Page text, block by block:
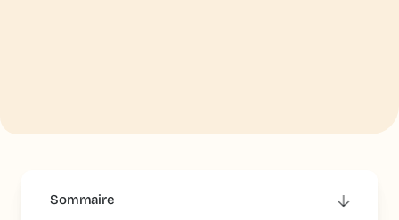
Sommaire